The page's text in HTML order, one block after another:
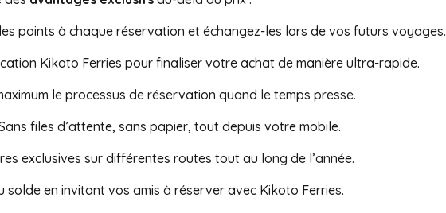
points à chaque réservation et échangez-les lors de vos futurs voyages.
Kikoto Ferries pour finaliser votre achat de manière ultra-rapide.
le processus de réservation quand le temps presse.
files d’attente, sans papier, tout depuis votre mobile.
exclusives sur différentes routes tout au long de l’année.
solde en invitant vos amis à réserver avec Kikoto Ferries.